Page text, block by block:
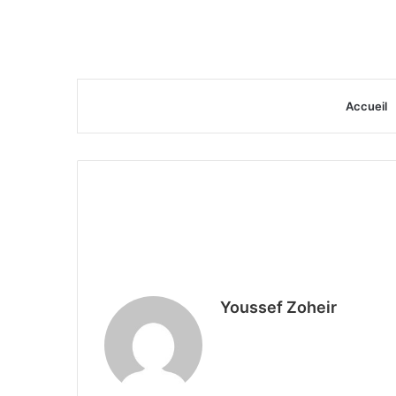
Accueil
Youssef Zoheir